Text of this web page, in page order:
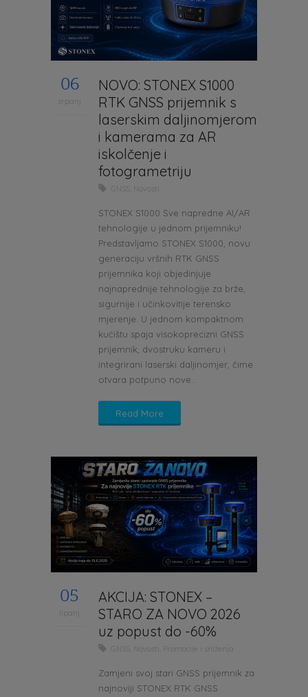
06
srpanj
NOVO: STONEX S1000
RTK GNSS prijemnik s
laserskim daljinomjerom
i kamerama za AR
iskolčenje i
fotogrametriju
Novosti
STONEX S1000 Sve napredne AI/AR
tehnologije u jednom prijemniku!
Predstavljamo STONEX S1000, novu
generaciju vršnih RTK GNSS
prijemnika koji objedinjuje
najnaprednije tehnologije za brže,
sigurnije i učinkovitije terensko
mjerenje. U jednom kompaktnom
kućištu spaja visokoprecizni GNSS
prijemnik, dvostruku kameru i
integrirani laserski daljinomjer, čime
otvara potpuno nove...
Read More
05
lipanj
AKCIJA: STONEX –
STARO ZA NOVO 2026
uz popust do -60%
Novosti Promocije i sniženja
Zamjeni svoj stari GNSS prijemnik za
najnoviji STONEX RTK GNSS